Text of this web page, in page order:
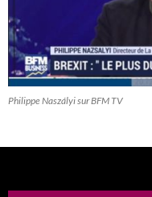
Philippe Naszályi sur BFM TV